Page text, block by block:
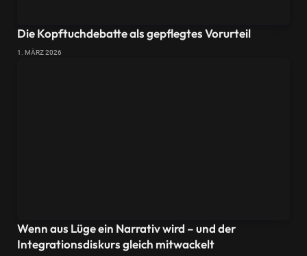
Die Kopftuchdebatte als gepflegtes Vorurteil
1. MÄRZ 2026
Wenn aus Lüge ein Narrativ wird – und der
Integrationsdiskurs gleich mitwackelt